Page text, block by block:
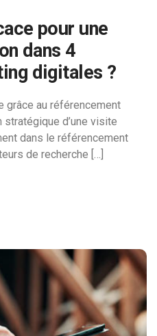
pour une
dans 4
digitales ?
grâce au référencement
d’une visite
dans le référencement
de recherche […]